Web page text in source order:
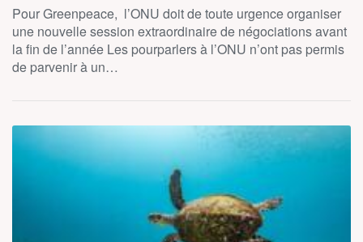
Pour Greenpeace, l’ONU doit de toute urgence organiser
une nouvelle session extraordinaire de négociations avant
la fin de l’année Les pourparlers à l’ONU n’ont pas permis
de parvenir à un…